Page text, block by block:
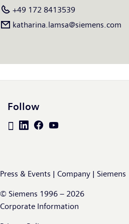
€78,9 miljard en een nettowinst van
september 2025 telde het bedrijf
+49 172 8413539
katharina.lamsa@siemens.com
Follow
Press & Events | Company | Siemens
© Siemens 1996 – 2026
Corporate Information